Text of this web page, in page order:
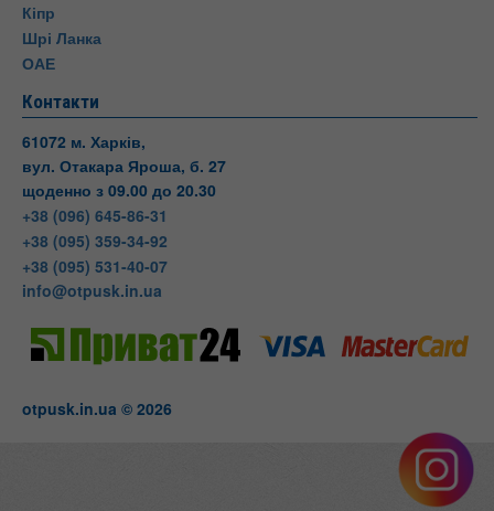
Кіпр
Шрі Ланка
ОАЕ
Контакти
61072 м. Харків,
вул. Отакара Яроша, б. 27
щоденно з 09.00 до 20.30
+38 (096) 645-86-31
+38 (095) 359-34-92
+38 (095) 531-40-07
info@otpusk.in.ua
otpusk.in.ua © 2026
+38(095) 531-40-